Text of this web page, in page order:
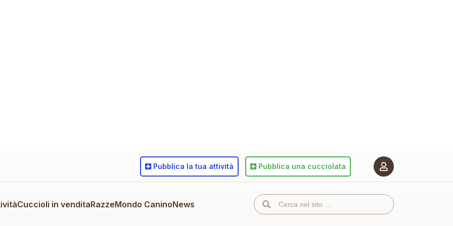
Cuccioli in venditaRazzeMondo CaninoNews
Pubblica la tua attività Pubblica una cucciolata